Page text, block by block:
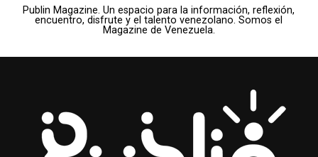
Publin Magazine. Un espacio para la información, reflexión,
encuentro, disfrute y el talento venezolano. Somos el
Magazine de Venezuela.